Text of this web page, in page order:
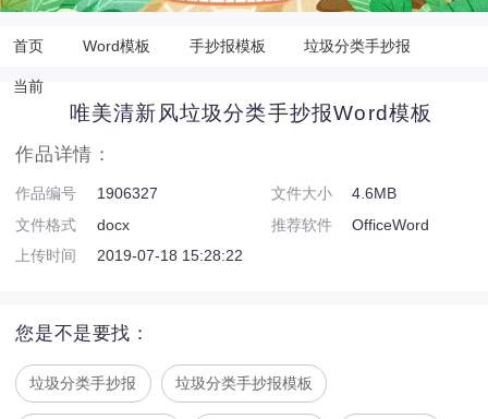
首页 Word模板 手抄报模板 垃圾分类手抄报
当前
唯美清新风垃圾分类手抄报Word模板
作品详情：
作品编号 1906327 文件大小
4.6MB
文件格式
docx 推荐软件
OfficeWord
上传时间
2019-07-18 15:28:22
您是不是要找：
垃圾分类手抄报 垃圾分类手抄报模板